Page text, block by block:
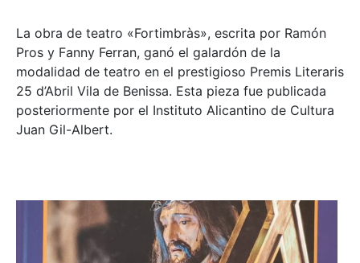
La obra de teatro «Fortimbràs», escrita por Ramón
Pros y Fanny Ferran, ganó el galardón de la
modalidad de teatro en el prestigioso Premis Literaris
25 d’Abril Vila de Benissa. Esta pieza fue publicada
posteriormente por el Instituto Alicantino de Cultura
Juan Gil-Albert.